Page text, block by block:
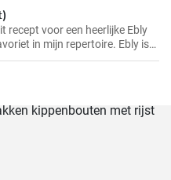
recept voor een heerlijke Ebly
in mijn repertoire. Ebly is
voedzame en smaakvolle
met verse
maar heerlijk